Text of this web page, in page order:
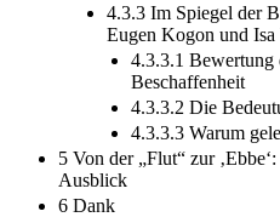
4.3.3 Im Spiegel der
Eugen Kogon und Isa
4.3.3.1 Bewertung
Beschaffenheit
4.3.3.2 Die
4.3.3.3 Warum
5 Von der „Flut“ zur
Ausblick
6 Dank